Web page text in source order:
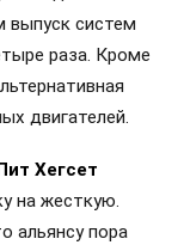
выпуск систем
раза. Кроме
двигателей.
Хегсет
на жесткую.
альянсу пора